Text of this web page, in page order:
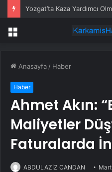
Menü
Anasayfa / Haber
Haber
Ahmet Akın:
Maliyetler
Faturalarda
ABDULAZİZ CANDAN